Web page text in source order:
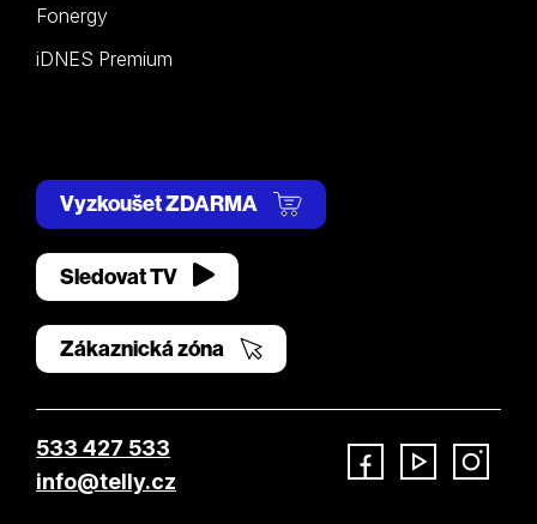
Fonergy
iDNES Premium
Vyzkoušet ZDARMA
Sledovat TV
Zákaznická zóna
533 427 533
info@telly.cz